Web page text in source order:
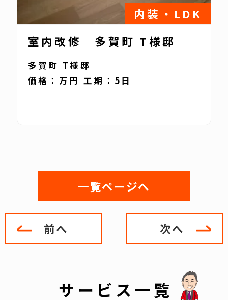
内装・LDK
室内改修｜多賀町 T様邸
多賀町 T様邸
価格：万円 工期：5日
前へ
一覧ページへ
次へ
サービス一覧